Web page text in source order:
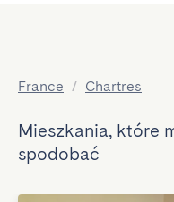
France / Chartres
Mieszkania, które
spodobać